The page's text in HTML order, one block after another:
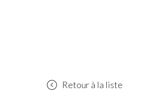
Retour à la liste